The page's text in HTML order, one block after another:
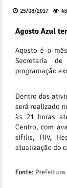
25/08/2017
Agosto Azul
Agosto é o
Secretaria
programação
Dentro das
será realizado
às 21 horas
Centro, com
sífilis, HIV,
atualização do
Fonte: Prefeitura